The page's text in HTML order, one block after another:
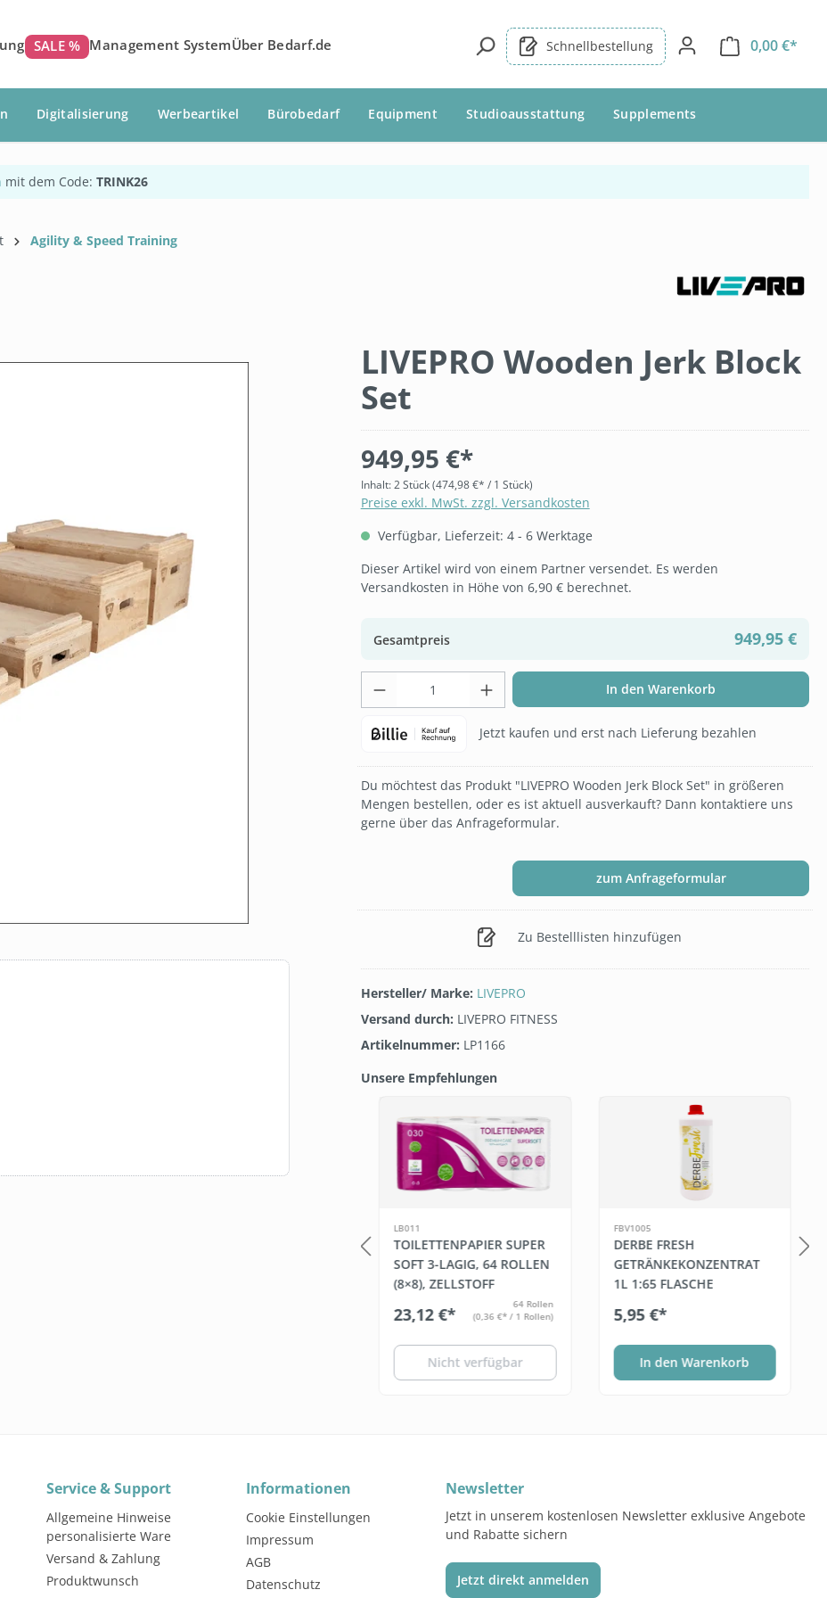
SALE % Management SystemÜber Bedarf.de Schnellbestellung 0,00 €*
Digitalisierung Werbeartikel Bürobedarf Equipment Studioausstattung Supplements
mit dem Code: TRINK26
Agility & Speed Training
LIVEPRO Wooden Jerk Block
Set
949,95 €*
Inhalt:2 Stück(474,98 €* / 1 Stück)
Preise exkl. MwSt. zzgl. Versandkosten
Verfügbar, Lieferzeit: 4 - 6 Werktage
Dieser Artikel wird von einem Partner versendet. Es werden
Versandkosten in Höhe von 6,90 € berechnet.
Gesamtpreis 949,95 €
Produkt Anzahl: Gib den gewünschten Wert
In den Warenkorb
Jetzt kaufen und erst nach Lieferung bezahlen
Du möchtest das Produkt "LIVEPRO Wooden Jerk Block Set" in größeren
Mengen bestellen, oder es ist aktuell ausverkauft? Dann kontaktiere uns
gerne über das Anfrageformular.
zum Anfrageformular
Zu Bestelllisten hinzufügen
Hersteller/ Marke: LIVEPRO
Versand durch: LIVEPRO FITNESS
Artikelnummer: LP1166
Unsere Empfehlungen
LB011
TOILETTENPAPIER SUPER
SOFT 3-LAGIG, 64 ROLLEN
(8×8), ZELLSTOFF
23,12 €*
64 Rollen
(0,36 €* / 1 Rollen)
Nicht verfügbar
FBV1005
DERBE FRESH
GETRÄNKEKONZENTRAT
1L 1:65 FLASCHE
5,95 €*
In den Warenkorb
Service & Support
Allgemeine Hinweise
personalisierte Ware
Versand & Zahlung
Produktwunsch
Informationen
Cookie Einstellungen
Impressum
AGB
Datenschutz
Newsletter
Jetzt in unserem kostenlosen Newsletter exklusive Angebote
und Rabatte sichern
Jetzt direkt anmelden